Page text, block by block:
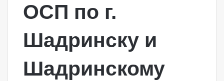
ОСП по г.
Шадринску и
Шадринскому